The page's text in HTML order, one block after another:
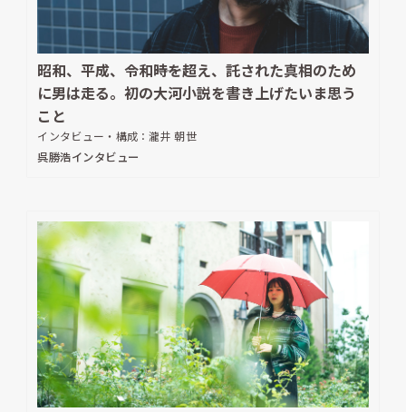
昭和、平成、令和――時を超え、託された真相のため
に男は走る。初の大河小説を書き上げたいま思う
こと
インタビュー・構成：瀧井 朝世
呉勝浩インタビュー